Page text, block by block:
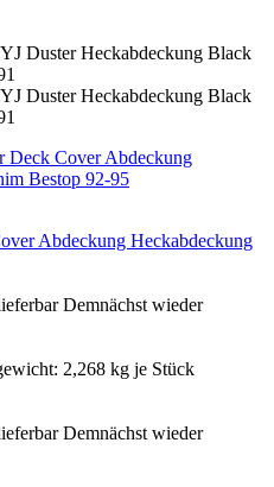
Abdeckung Heckabdeckung
Demnächst wieder
2,268 kg je Stück
Demnächst wieder